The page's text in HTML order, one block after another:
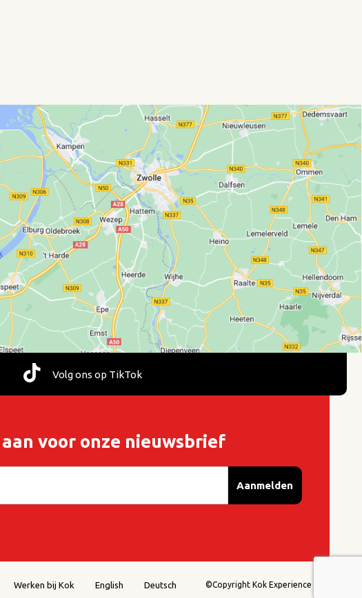
Volg ons op TikTok
voor onze nieuwsbrief
Aanmelden
Werken bij Kok English Deutsch ©Copyright Kok Experience 2026